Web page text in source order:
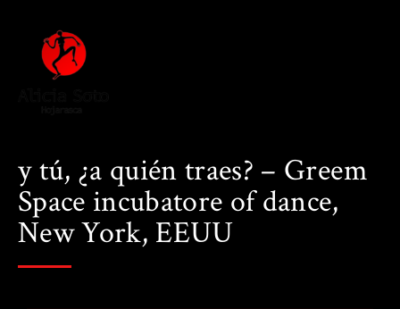
y tú, ¿a quién traes? – Greem
Space incubatore of dance,
New York, EEUU